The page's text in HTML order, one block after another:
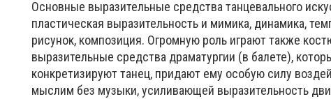
Основные выразительные средства танцевального
пластическая выразительность и мимика, динамика,
рисунок, композиция. Огромную роль играют также
выразительные средства драматургии (в балете),
конкретизируют танец, придают ему особую силу
мыслим без музыки, усиливающей выразительность